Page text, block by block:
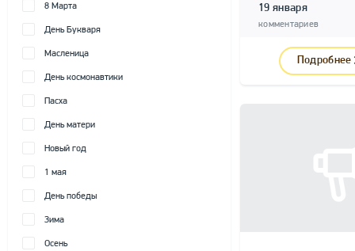
8 Марта
День Букваря
Масленица
День космонавтики
Пасха
День матери
Новый год
1 мая
День победы
Зима
Осень
19 января
комментариев
Подробнее